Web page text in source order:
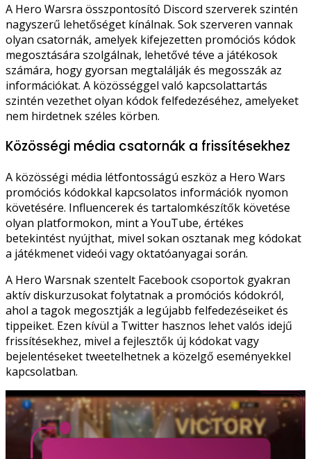
A Hero Warsra összpontosító Discord szerverek szintén
nagyszerű lehetőséget kínálnak. Sok szerveren vannak
olyan csatornák, amelyek kifejezetten promóciós kódok
megosztására szolgálnak, lehetővé téve a játékosok
számára, hogy gyorsan megtalálják és megosszák az
információkat. A közösséggel való kapcsolattartás
szintén vezethet olyan kódok felfedezéséhez, amelyeket
nem hirdetnek széles körben.
Közösségi média csatornák a frissítésekhez
A közösségi média létfontosságú eszköz a Hero Wars
promóciós kódokkal kapcsolatos információk nyomon
követésére. Influencerek és tartalomkészítők követése
olyan platformokon, mint a YouTube, értékes
betekintést nyújthat, mivel sokan osztanak meg kódokat
a játékmenet videói vagy oktatóanyagai során.
A Hero Warsnak szentelt Facebook csoportok gyakran
aktív diskurzusokat folytatnak a promóciós kódokról,
ahol a tagok megosztják a legújabb felfedezéseiket és
tippeiket. Ezen kívül a Twitter hasznos lehet valós idejű
frissítésekhez, mivel a fejlesztők új kódokat vagy
bejelentéseket tweetelhetnek a közelgő eseményekkel
kapcsolatban.